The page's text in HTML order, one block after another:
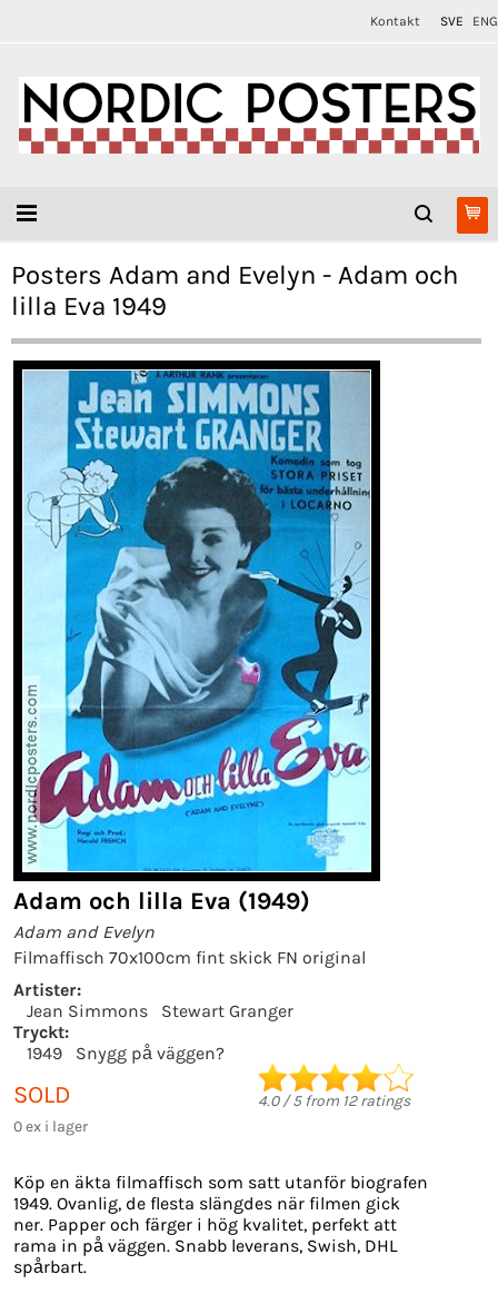
Kontakt SVE ENG
Posters Adam and Evelyn - Adam och
lilla Eva 1949
Adam och lilla Eva (1949)
Adam and Evelyn
Filmaffisch 70x100cm fint skick FN original
Artister:
Jean Simmons
Stewart Granger
Tryckt:
1949
Snygg på väggen?
SOLD
0 ex i lager
4.0/5from 12ratings
Köp en äkta filmaffisch som satt utanför biografen
1949. Ovanlig, de flesta slängdes när filmen gick
ner. Papper och färger i hög kvalitet, perfekt att
rama in på väggen. Snabb leverans, Swish, DHL
spårbart.